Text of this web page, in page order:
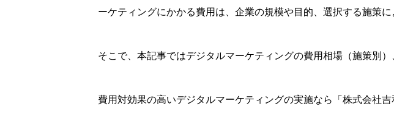
ーケティングにかかる費用は、企業の規模や目的、選択する施策に
そこで、本記事ではデジタルマーケティングの費用相場（施策別
費用対効果の高いデジタルマーケティングの実施なら「株式会社吉